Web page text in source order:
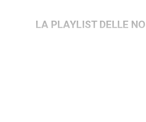
LA PLAYLIST DELLE